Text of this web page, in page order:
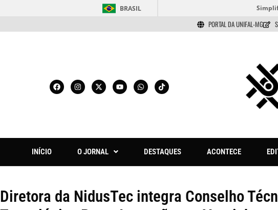
BRASIL
PORTAL DA UNIFAL-MG
INÍCIO O JORNAL DESTAQUES ACONTECE
Diretora da NidusTec integra Conselho